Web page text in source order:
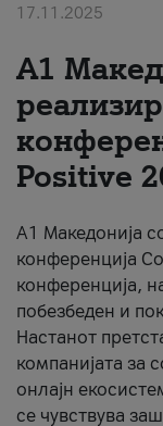
17.11.2025
А1
Positive
А1 Македонија
конференција
конференција,
побезбеден и
Настанот
компанијата за
онлајн
се чувствува